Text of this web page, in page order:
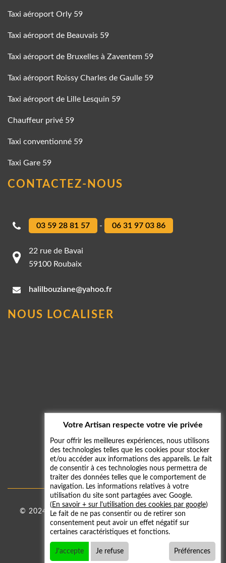
Taxi aéroport Orly 59
Taxi aéroport de Beauvais 59
Taxi aéroport de Bruxelles à Zaventem 59
Taxi aéroport Roissy Charles de Gaulle 59
Taxi aéroport de Lille Lesquin 59
Chauffeur privé 59
Taxi conventionné 59
Taxi Gare 59
CONTACTEZ-NOUS
03 59 28 81 57 - 06 31 97 03 86
22 rue de Bavai
59100 Roubaix
halilbouziane@yahoo.fr
NOUS LOCALISER
© 2024 - 2026Taxi 59 |Mentions légales-Galerie
photos
Votre Artisan respecte votre vie privée
Pour offrir les meilleures expériences, nous utilisons
des technologies telles que les cookies pour stocker
et/ou accéder aux informations des appareils. Le fait
de consentir à ces technologies nous permettra de
traiter des données telles que le comportement de
navigation. Les informations relatives à votre
utilisation du site sont partagées avec Google.
( En savoir + sur l'utilisation des cookies par google)
Le fait de ne pas consentir ou de retirer son
consentement peut avoir un effet négatif sur
certaines caractéristiques et fonctions.
J'accepte Je refuse Préférences